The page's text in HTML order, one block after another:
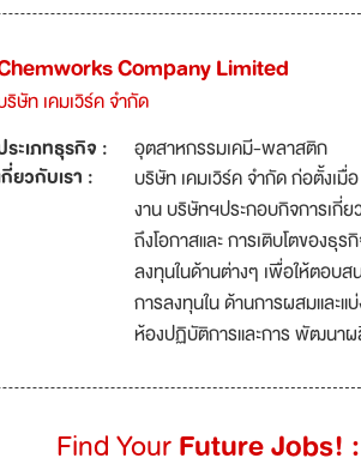
Company Limited
ริษัท เคมเวิร์ค จำกัด
ระเภทธุรกิจ :
อุตสาหกรรมเคมี-พลาสติก
กี่ยวกับเรา :
บริษัท เคมเวิร์ค จำกัด ก่อตั้งเ
งาน บริษัทฯประกอบกิจการเกี่ย
ถึงโอกาสและ การเติบโตของธุ
ลงทุนในด้านต่างๆ เพื่อให้ตอบ
การลงทุนใน ด้านการผสมและ
ห้องปฏิบัติการและการ พัฒนา
Find YourFuture Jobs! :